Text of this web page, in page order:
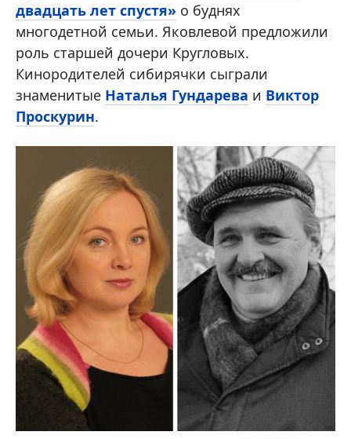
двадцать лет спустя» о буднях
многодетной семьи. Яковлевой предложили
роль старшей дочери Кругловых.
Кинородителей сибирячки сыграли
знаменитые Наталья Гундарева и Виктор
Проскурин.